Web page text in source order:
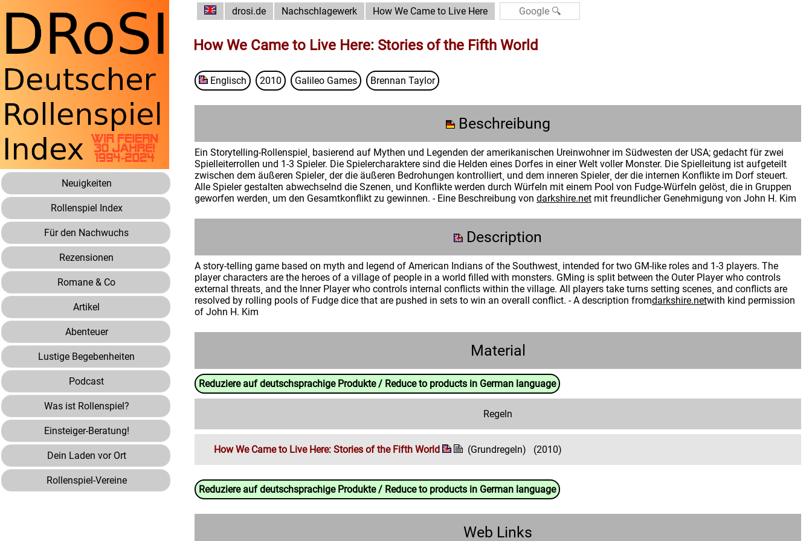
Neuigkeiten
Rollenspiel Index
Für den Nachwuchs
Rezensionen
Romane & Co
Artikel
Abenteuer
Lustige Begebenheiten
Podcast
Was ist Rollenspiel?
Einsteiger-Beratung!
Dein Laden vor Ort
Rollenspiel-Vereine
drosi.de Nachschlagewerk How We Came to Live Here
How We Came to Live Here: Stories of the Fifth World
Englisch 2010 Galileo Games Brennan Taylor
Beschreibung
Ein Storytelling-Rollenspiel¸ basierend auf Mythen und Legenden der amerikanischen Ureinwohner im Südwesten der USA; gedacht für zwei
Spielleiterrollen und 1-3 Spieler. Die Spielercharaktere sind die Helden eines Dorfes in einer Welt voller Monster. Die Spielleitung ist aufgeteilt
zwischen dem äußeren Spieler¸ der die äußeren Bedrohungen kontrolliert¸ und dem inneren Spieler¸ der die internen Konflikte im Dorf steuert.
Alle Spieler gestalten abwechselnd die Szenen¸ und Konflikte werden durch Würfeln mit einem Pool von Fudge-Würfeln gelöst¸ die in Gruppen
geworfen werden¸ um den Gesamtkonflikt zu gewinnen. - Eine Beschreibung von darkshire.net mit freundlicher Genehmigung von John H. Kim
Description
A story-telling game based on myth and legend of American Indians of the Southwest¸ intended for two GM-like roles and 1-3 players. The
player characters are the heroes of a village of people in a world filled with monsters. GMing is split between the Outer Player who controls
external threats¸ and the Inner Player who controls internal conflicts within the village. All players take turns setting scenes¸ and conflicts are
resolved by rolling pools of Fudge dice that are pushed in sets to win an overall conflict. - A description fromdarkshire.netwith kind permission
of John H. Kim
Material
Reduziere auf deutschsprachige Produkte / Reduce to products in German language
Regeln
How We Came to Live Here: Stories of the Fifth World (Grundregeln) (2010)
Reduziere auf deutschsprachige Produkte / Reduce to products in German language
Web Links